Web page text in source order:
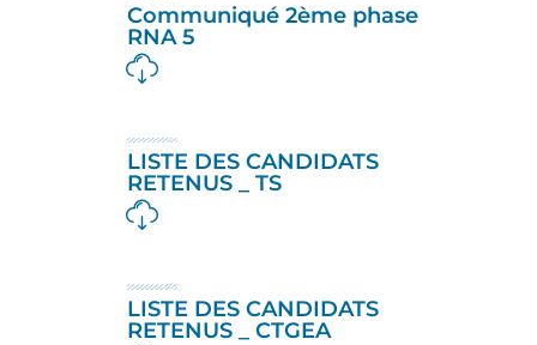
Communiqué 2ème phase
RNA 5
LISTE DES CANDIDATS
RETENUS _ TS
LISTE DES CANDIDATS
RETENUS _ CTGEA